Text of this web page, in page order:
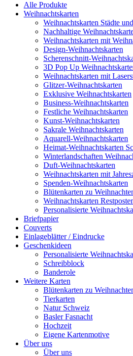
Alle Produkte
Weihnachtskarten
Weihnachtskarten Städte
Nachhaltige
Weihnachtskarten mit
Design-Weihnachtskarten
Scherenschnitt-
3D Pop Up
Weihnachtskarten mit
Glitzer-Weihnachtskarten
Exklusive Weihnachtskarten
Business-Weihnachtskarten
Festliche Weihnachtskarten
Kunst-Weihnachtskarten
Sakrale Weihnachtskarten
Aquarell-Weihnachtskarten
Heimat-Weihnachtskarten
Winterlandschaften
Duft-Weihnachtskarten
Weihnachtskarten mit
Spenden-Weihnachtskarten
Blütenkarten zu
Weihnachtskarten
Personalisierte
Briefpapier
Couverts
Einlageblätter / Eindrucke
Geschenkideen
Personalisierte
Schreibblock
Banderole
Weitere Karten
Blütenkarten zu
Tierkarten
Natur Schweiz
Basler Fasnacht
Hochzeit
Eigene Kartenmotive
Über uns
Über uns